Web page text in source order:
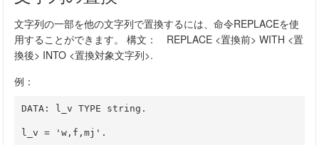
文字列の一部を他の文字列で置換するには、命令REPLACEを使
用することができます。 構文： REPLACE <置換前> WITH <置
換後> INTO <置換対象文字列>.
例：
l_v = 'w,f,mj'.